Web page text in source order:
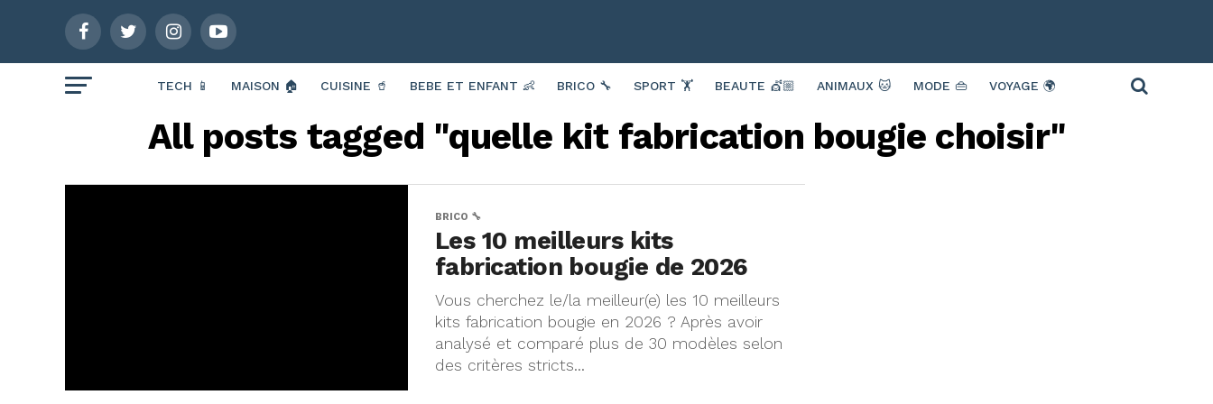
TECH 📱 MAISON 🏠 CUISINE 🥤 BEBE ET ENFANT 👶 BRICO 🔧 SPORT 🏋️ BEAUTE 💇🏼 ANIMAUX 🐱 MODE 👜 VOYAGE 🌍
All posts tagged "quelle kit fabrication bougie choisir"
BRICO 🔧
Les 10 meilleurs kits
fabrication bougie de 2026
Vous cherchez le/la meilleur(e) les 10 meilleurs
kits fabrication bougie en 2026 ? Après avoir
analysé et comparé plus de 30 modèles selon
des critères stricts...